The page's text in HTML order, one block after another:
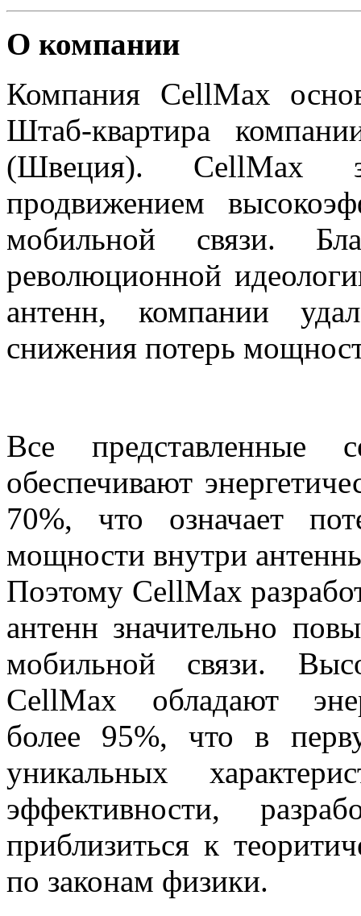
О компании
Компания CellMax
Штаб-квартира
(Швеция). CellMax
продвижением
мобильной связи.
революционной
антенн, компании
снижения потерь
Все представленные
обеспечивают
70%, что означает
мощности внутри
Поэтому CellMax
антенн значительно
мобильной связи.
CellMax обладают
более 95%, что в
уникальных
эффективности,
приблизиться к
по законам физики.